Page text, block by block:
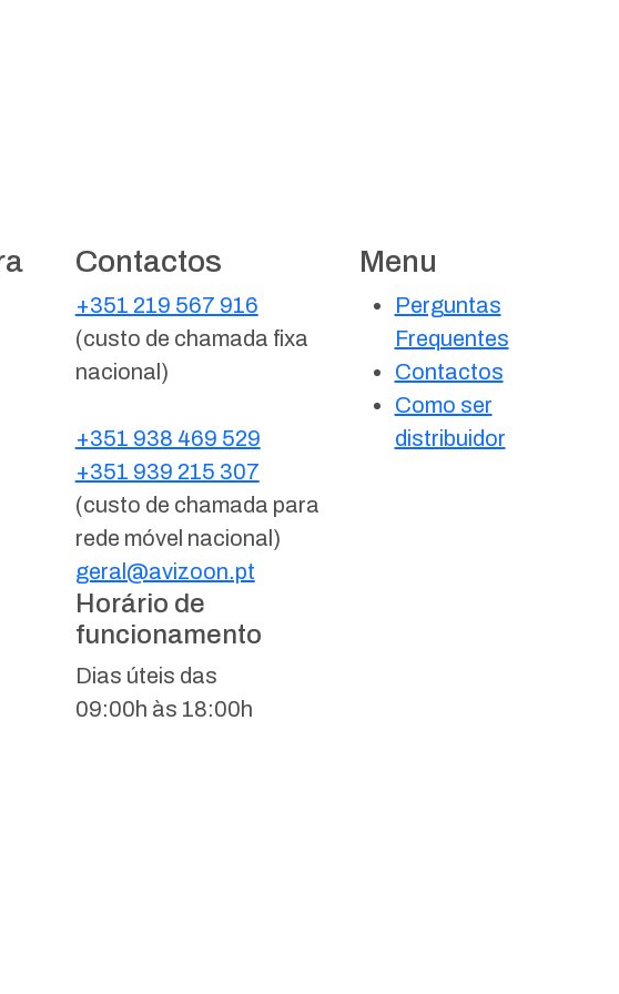
Contactos
+351 219 567 916
(custo de chamada fixa
nacional)
+351 938 469 529
+351 939 215 307
(custo de chamada para
rede móvel nacional)
geral@avizoon.pt
Horário de
funcionamento
Dias úteis das
09:00h às 18:00h
Menu
Perguntas
Frequentes
Contactos
Como ser
distribuidor